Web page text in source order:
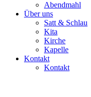
Abendmahl
Über uns
Satt & Schlau
Kita
Kirche
Kapelle
Kontakt
Kontakt